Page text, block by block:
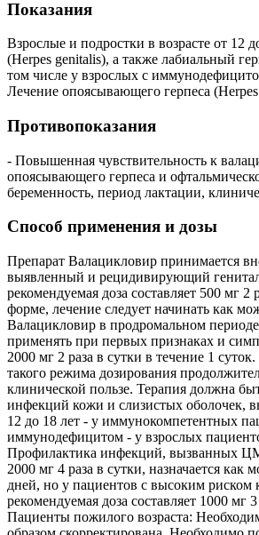
Показания
Взрослые и подростки в возрасте от
(Herpes genitalis), а также лабиальный
том числе у взрослых с
Лечение опоясывающего герпеса
Противопоказания
- Повышенная чувствительность к
опоясывающего герпеса и
беременность, период лактации,
Способ применения и дозы
Препарат Валацикловир принимается
выявленный и рецидивирующий
рекомендуемая доза составляет 500 мг
форме, лечение следует начинать как
Валацикловир в продромальном
применять при первых признаках и
2000 мг 2 раза в сутки в течение 1
такого режима дозирования
клинической пользе. Терапия должна
инфекций кожи и слизистых оболочек,
12 до 18 лет - у иммунокомпетентных
иммунодефицитом - у взрослых
Профилактика инфекций, вызванных
2000 мг 4 раза в сутки, назначается
дней, но у пациентов с высоким риском
рекомендуемая доза составляет 1000
Пациенты пожилого возраста: